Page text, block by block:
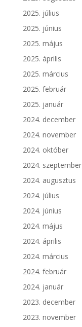
2025. július
2025. június
2025. május
2025. április
2025. március
2025. február
2025. január
2024. december
2024. november
2024. október
2024. szeptember
2024. augusztus
2024. július
2024. június
2024. május
2024. április
2024. március
2024. február
2024. január
2023. december
2023. november